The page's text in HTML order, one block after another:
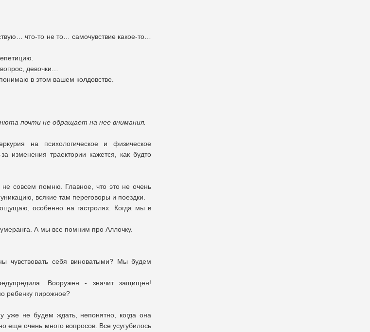
что-то не то… самочувствие какое-то…
девочки…
в этом вашем колдовстве.
почти не обращает на нее внимания.
на психологическое и физическое
изменения траектории кажется, как будто
совсем помню. Главное, что это не очень
всякие там переговоры и поездки.
особенно на гастролях. Когда мы в
А мы все помним про Аллочку.
чувствовать себя виноватыми? Мы будем
Вооружен - значит защищен!
ребенку пирожное?
уже не будем ждать, непонятно, когда она
еще очень много вопросов. Все усугубилось